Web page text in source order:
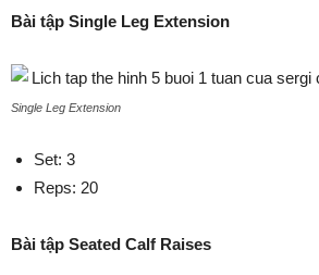
Bài tập Single Leg Extension
Single Leg Extension
Set: 3
Reps: 20
Bài tập Seated Calf Raises